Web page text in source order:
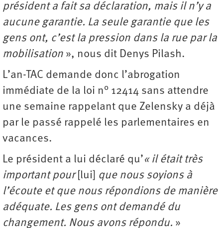
président a fait sa déclaration, mais il n’y a
aucune garantie. La seule garantie que les
gens ont, c’est la pression dans la rue par la
mobilisation », nous dit Denys Pilash.
L’an-TAC demande donc l’abrogation
immédiate de la loi n° 12414 sans attendre
une semaine rappelant que Zelensky a déjà
par le passé rappelé les parlementaires en
vacances.
Le président a lui déclaré qu’« il était très
important pour [lui] que nous soyions à
l’écoute et que nous répondions de manière
adéquate. Les gens ont demandé du
changement. Nous avons répondu. »